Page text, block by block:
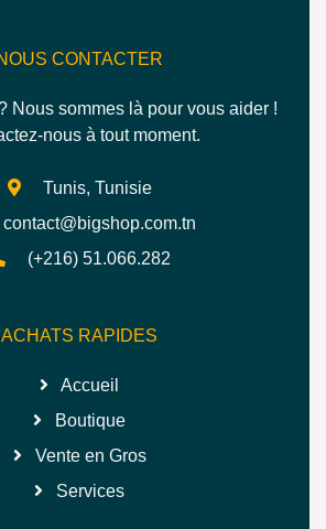
CONTACTER
Nous sommes là pour vous aider !
nous à tout moment.
Tunis, Tunisie
contact@bigshop.com.tn
(+216) 51.066.282
ACHATS RAPIDES
Accueil
Boutique
Vente en Gros
Services